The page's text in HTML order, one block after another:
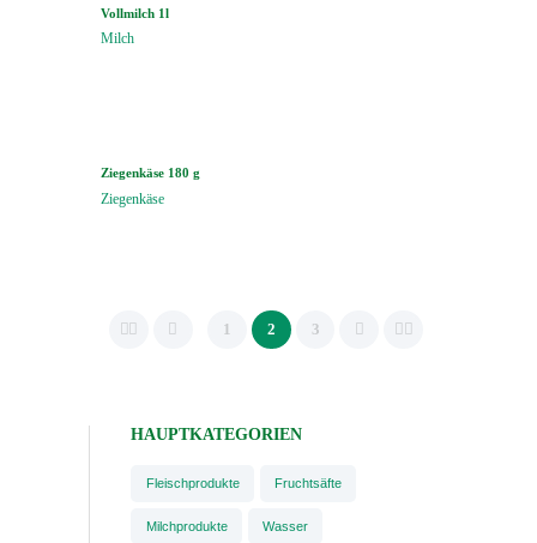
Vollmilch 1l
Milch
Ziegenkäse 180 g
Ziegenkäse
1 2 3
HAUPTKATEGORIEN
Fleischprodukte Fruchtsäfte
Milchprodukte Wasser